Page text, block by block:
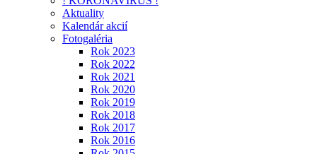
Aktuality
Kalendár akcií
Fotogaléria
Rok 2023
Rok 2022
Rok 2021
Rok 2020
Rok 2019
Rok 2018
Rok 2017
Rok 2016